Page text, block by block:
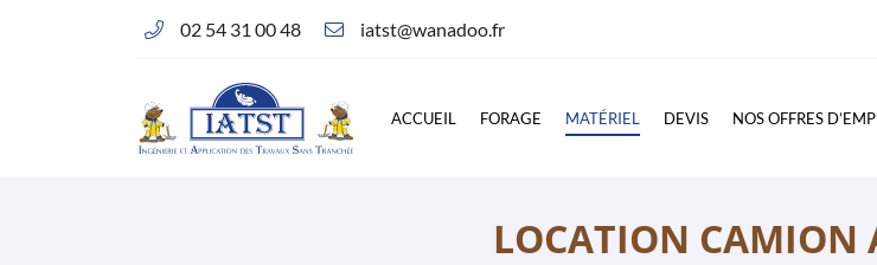
02 54 31 00 48
ACCUEIL FORAGE MATÉRIEL DEVIS NOS OFFRES
02 54 31 00 48
LOCATION CAMION